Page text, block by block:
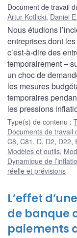
Document de travail
Artur Kotlicki, Daniel
Nous étudions
entreprises dont
c’est-à-dire des
temporairement –
un choc de
les mesures
temporaires
les pressions
Type(s) de contenu :
Documents de travail
C8, C81 , D, D2, D22,
Modèles et outils,
Dynamique de
réelle et prévisions
L’effet
de banque
paiements